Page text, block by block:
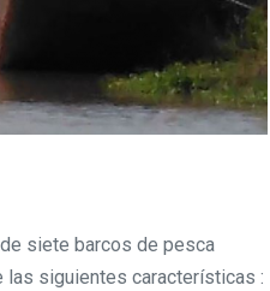
siete barcos de pesca
las siguientes características :